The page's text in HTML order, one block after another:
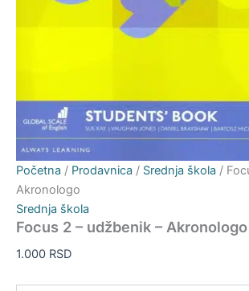
Početna / Prodavnica / Srednja škola /
Akronologo
Srednja škola
Focus 2 – udžbenik – Akronologo
1.000 RSD